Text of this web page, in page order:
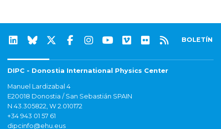
BOLETÍN
DIPC - Donostia International Physics Center
Manuel Lardizabal 4
E20018 Donostia / San Sebastián SPAIN
N 43.305822, W 2.010172
+34 943 01 57 61
dipcinfo@ehu.eus